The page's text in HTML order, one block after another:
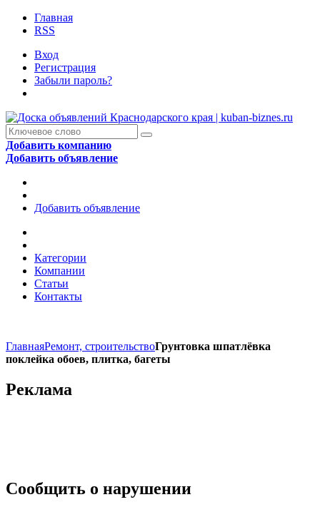
Главная
RSS
Вход
Регистрация
Забыли пароль?
Добавить компанию
Добавить объявление
Добавить объявление
Категории
Компании
Статьи
Контакты
ГлавнаяРемонт, строительствоГрунтовка шпатлёвка
поклейка обоев, плитка, багеты
Реклама
Сообщить о нарушении